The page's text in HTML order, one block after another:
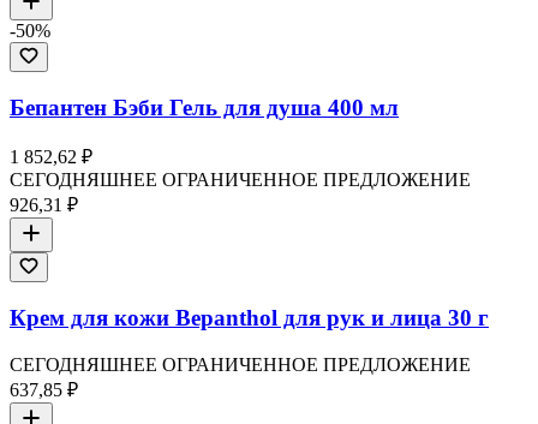
-50%
Бепантен Бэби Гель для душа 400 мл
1 852,62 ₽
СЕГОДНЯШНЕЕ ОГРАНИЧЕННОЕ ПРЕДЛОЖЕНИЕ
926,31 ₽
Крем для кожи Bepanthol для рук и лица 30 г
СЕГОДНЯШНЕЕ ОГРАНИЧЕННОЕ ПРЕДЛОЖЕНИЕ
637,85 ₽